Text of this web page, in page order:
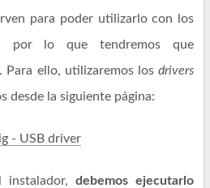
para poder utilizarlo con los
por lo que tendremos que
Para ello, utilizaremos los drivers
desde la siguiente página:
- USB driver
instalador, debemos ejecutarlo